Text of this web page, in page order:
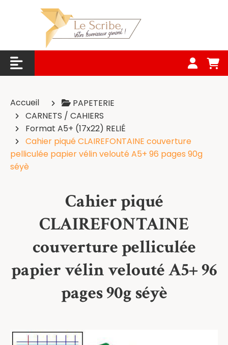
Accueil
PAPETERIE
CARNETS / CAHIERS
Format A5+ (17x22) RELIÉ
Cahier piqué CLAIREFONTAINE couverture
pelliculée papier vélin velouté A5+ 96 pages 90g
séyè
Cahier piqué
CLAIREFONTAINE
couverture pelliculée
papier vélin velouté A5+ 96
pages 90g séyè